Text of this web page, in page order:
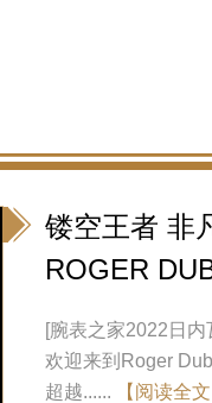
镂空王者 非
ROGER
级世界
[腕表之家2022日内
欢迎来到Roger
超越......
【阅读全文